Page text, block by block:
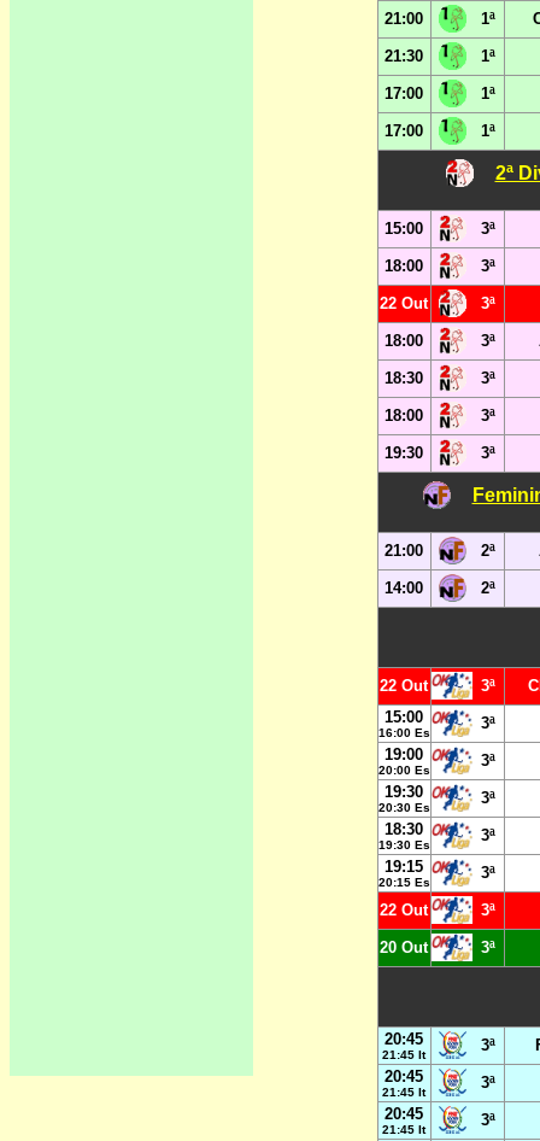
21:00 1ª
21:30 1ª
17:00 1ª
17:00 1ª
2ª
15:00 3ª
18:00 3ª
22 Out 3ª
18:00 3ª
18:30 3ª
18:00 3ª
19:30 3ª
21:00 2ª
14:00 2ª
22 Out 3ª
15:00
16:00 Es
3ª
19:00
20:00 Es
3ª
19:30
20:30 Es
3ª
18:30
19:30 Es
3ª
19:15
20:15 Es
3ª
22 Out 3ª
20 Out 3ª
20:45
21:45 It
3ª
20:45
21:45 It
3ª
20:45
21:45 It
3ª